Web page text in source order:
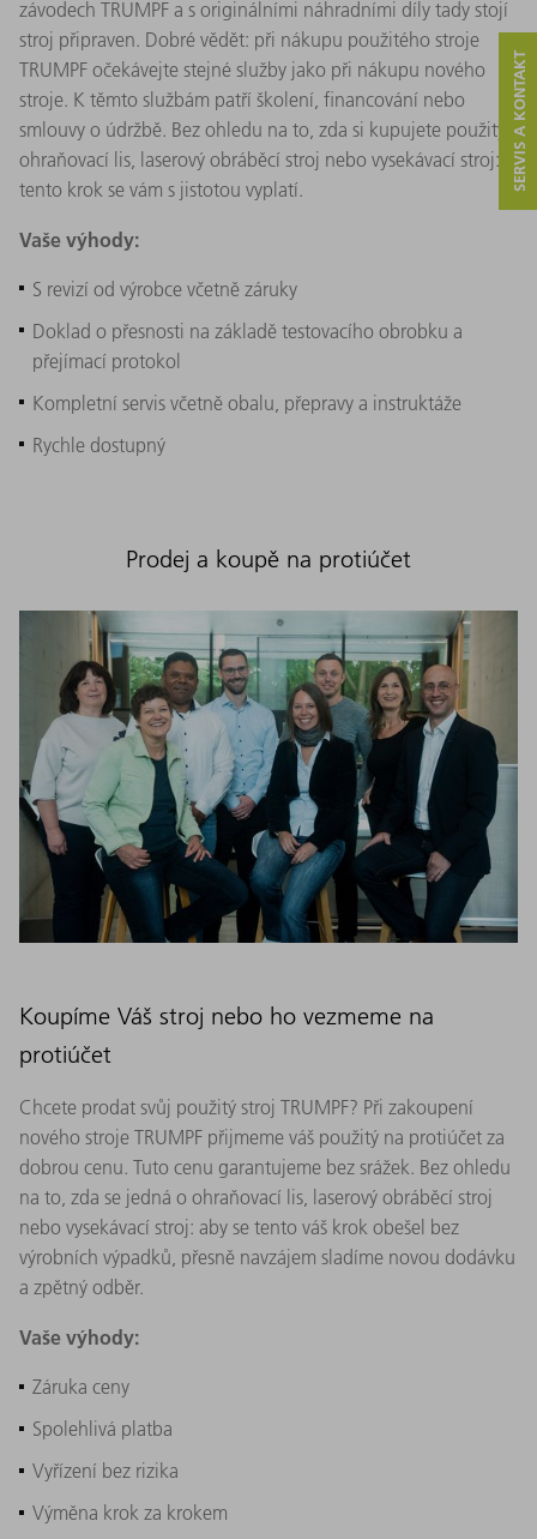
závodech TRUMPF a s originálními náhradními díly tady stojí
stroj připraven. Dobré vědět: při nákupu použitého stroje
TRUMPF očekávejte stejné služby jako při nákupu nového
stroje. K těmto službám patří školení, financování nebo
smlouvy o údržbě. Bez ohledu na to, zda si kupujete použitý
ohraňovací lis, laserový obráběcí stroj nebo vysekávací stroj:
tento krok se vám s jistotou vyplatí.
Vaše výhody:
S revizí od výrobce včetně záruky
Doklad o přesnosti na základě testovacího obrobku a
přejímací protokol
Kompletní servis včetně obalu, přepravy a instruktáže
Rychle dostupný
Prodej a koupě na protiúčet
Koupíme Váš stroj nebo ho vezmeme na
protiúčet
Chcete prodat svůj použitý stroj TRUMPF? Při zakoupení
nového stroje TRUMPF přijmeme váš použitý na protiúčet za
dobrou cenu. Tuto cenu garantujeme bez srážek. Bez ohledu
na to, zda se jedná o ohraňovací lis, laserový obráběcí stroj
nebo vysekávací stroj: aby se tento váš krok obešel bez
výrobních výpadků, přesně navzájem sladíme novou dodávku
a zpětný odběr.
Vaše výhody:
Záruka ceny
Spolehlivá platba
Vyřízení bez rizika
Výměna krok za krokem
SERVIS A KONTAKT